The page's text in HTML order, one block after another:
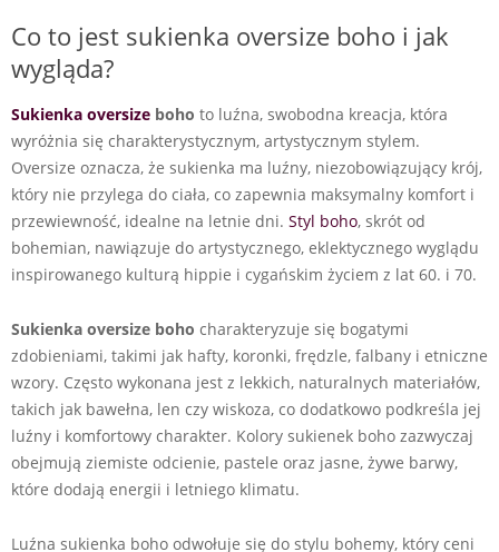
Co to jest sukienka oversize boho i jak
wygląda?
Sukienka oversize boho to luźna, swobodna kreacja, która
wyróżnia się charakterystycznym, artystycznym stylem.
Oversize oznacza, że sukienka ma luźny, niezobowiązujący krój,
który nie przylega do ciała, co zapewnia maksymalny komfort i
przewiewność, idealne na letnie dni. Styl boho, skrót od
bohemian, nawiązuje do artystycznego, eklektycznego wyglądu
inspirowanego kulturą hippie i cygańskim życiem z lat 60. i 70.
Sukienka oversize boho charakteryzuje się bogatymi
zdobieniami, takimi jak hafty, koronki, frędzle, falbany i etniczne
wzory. Często wykonana jest z lekkich, naturalnych materiałów,
takich jak bawełna, len czy wiskoza, co dodatkowo podkreśla jej
luźny i komfortowy charakter. Kolory sukienek boho zazwyczaj
obejmują ziemiste odcienie, pastele oraz jasne, żywe barwy,
które dodają energii i letniego klimatu.
Luźna sukienka boho odwołuje się do stylu bohemy, który ceni